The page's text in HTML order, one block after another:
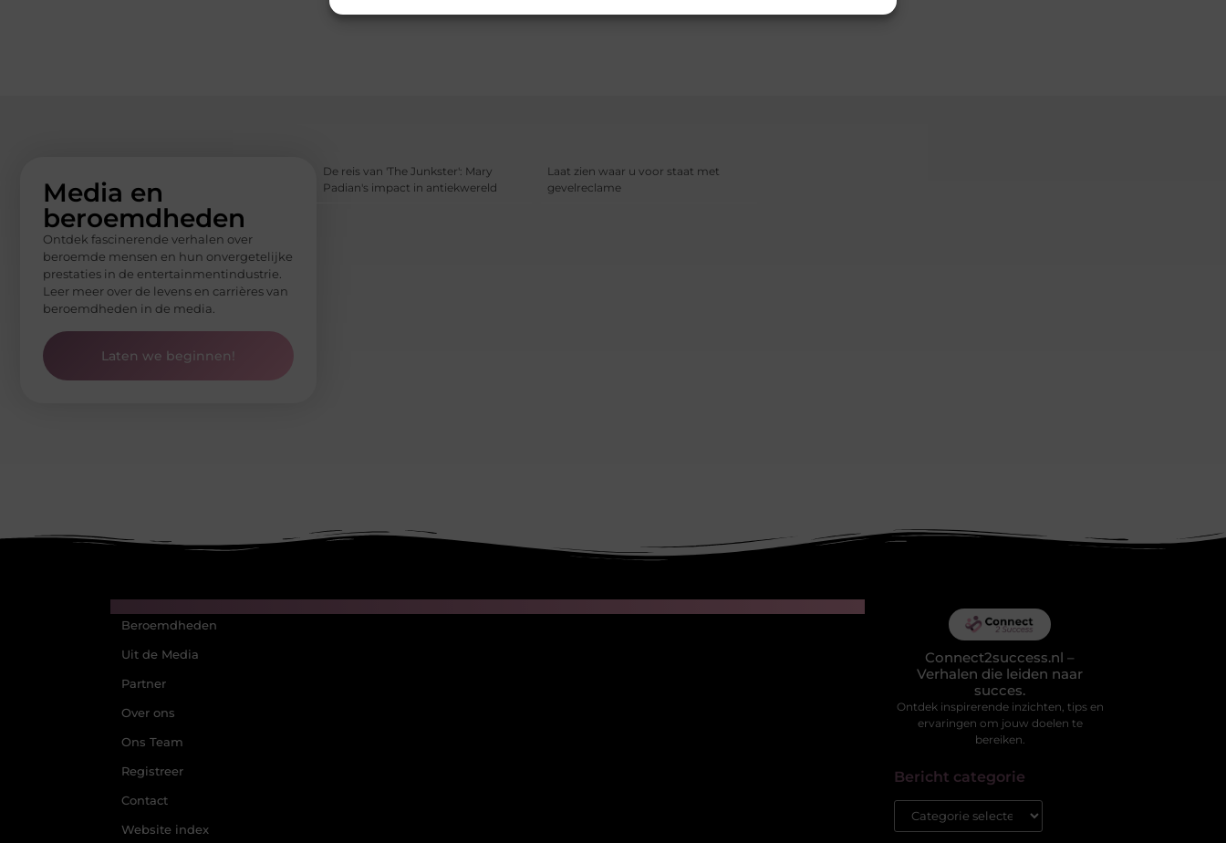
Media en
beroemdheden
Ontdek fascinerende verhalen over
beroemde mensen en hun onvergetelijke
prestaties in de entertainmentindustrie.
Leer meer over de levens en carrières van
beroemdheden in de media.
Laten we beginnen!
De reis van 'The Junkster': Mary
Padian's impact in antiekwereld
Laat zien waar u voor staat met
gevelreclame
Beroemdheden
Uit de Media
Partner
Over ons
Ons Team
Registreer
Contact
Website index
Connect2success.nl –
Verhalen die leiden naar
succes.
Ontdek inspirerende inzichten, tips en
ervaringen om jouw doelen te
bereiken.
Bericht categorie